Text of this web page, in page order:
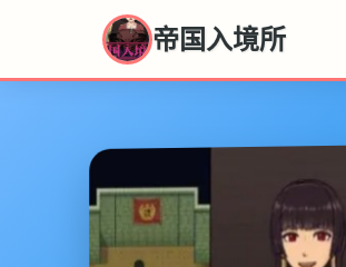
帝国入境所